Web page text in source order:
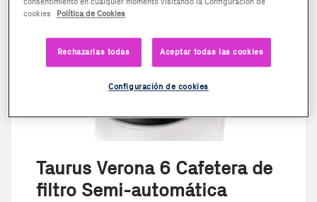
Taurus Verona 6 Cafetera de
filtro Semi-automática
cookies
Política de Cookies
Rechazarlas todas Aceptar todas las cookies
Configuración de cookies